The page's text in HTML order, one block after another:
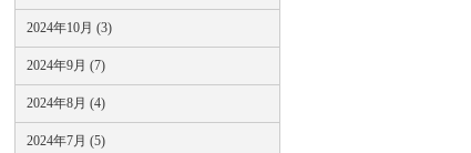
2024年10月 (3)
2024年9月 (7)
2024年8月 (4)
2024年7月 (5)